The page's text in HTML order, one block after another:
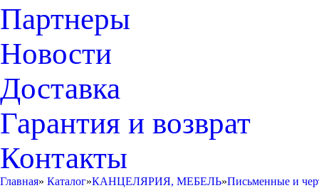
Партнеры
Новости
Доставка
Гарантия и возврат
Контакты
Главная» Каталог»КАНЦЕЛЯРИЯ, МЕБЕЛЬ»Письменные и